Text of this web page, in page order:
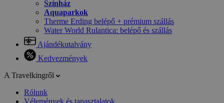
Színház
Aquaparkok
Therme Erding belépő + prémium szállás
Water World Rulantica: belépő és szállás
Ajándékutalvány
Kedvezmények
A Travelkingről
Rólunk